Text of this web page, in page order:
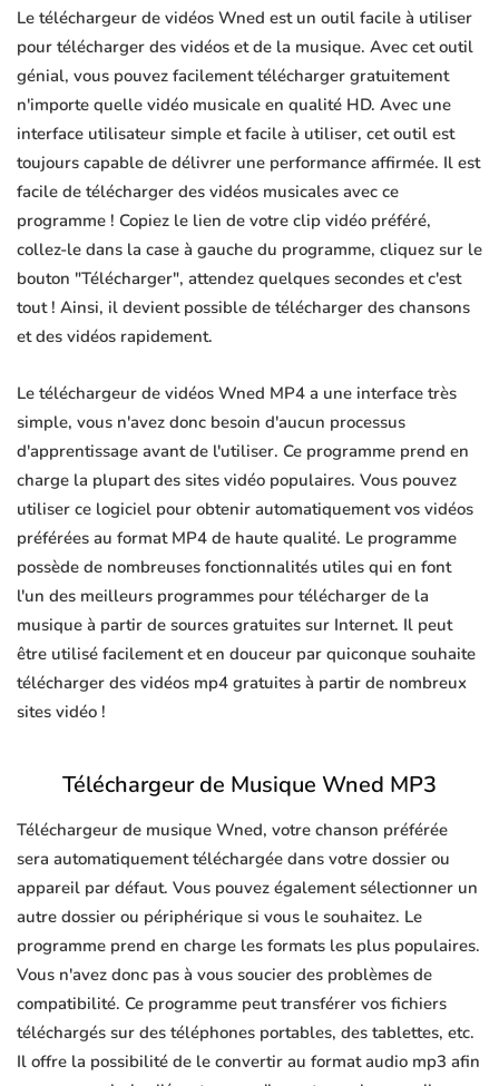
Le téléchargeur de vidéos Wned est un outil facile à utiliser
pour télécharger des vidéos et de la musique. Avec cet outil
génial, vous pouvez facilement télécharger gratuitement
n'importe quelle vidéo musicale en qualité HD. Avec une
interface utilisateur simple et facile à utiliser, cet outil est
toujours capable de délivrer une performance affirmée. Il est
facile de télécharger des vidéos musicales avec ce
programme ! Copiez le lien de votre clip vidéo préféré,
collez-le dans la case à gauche du programme, cliquez sur le
bouton "Télécharger", attendez quelques secondes et c'est
tout ! Ainsi, il devient possible de télécharger des chansons
et des vidéos rapidement.
Le téléchargeur de vidéos Wned MP4 a une interface très
simple, vous n'avez donc besoin d'aucun processus
d'apprentissage avant de l'utiliser. Ce programme prend en
charge la plupart des sites vidéo populaires. Vous pouvez
utiliser ce logiciel pour obtenir automatiquement vos vidéos
préférées au format MP4 de haute qualité. Le programme
possède de nombreuses fonctionnalités utiles qui en font
l'un des meilleurs programmes pour télécharger de la
musique à partir de sources gratuites sur Internet. Il peut
être utilisé facilement et en douceur par quiconque souhaite
télécharger des vidéos mp4 gratuites à partir de nombreux
sites vidéo !
Téléchargeur de Musique Wned MP3
Téléchargeur de musique Wned, votre chanson préférée
sera automatiquement téléchargée dans votre dossier ou
appareil par défaut. Vous pouvez également sélectionner un
autre dossier ou périphérique si vous le souhaitez. Le
programme prend en charge les formats les plus populaires.
Vous n'avez donc pas à vous soucier des problèmes de
compatibilité. Ce programme peut transférer vos fichiers
téléchargés sur des téléphones portables, des tablettes, etc.
Il offre la possibilité de le convertir au format audio mp3 afin